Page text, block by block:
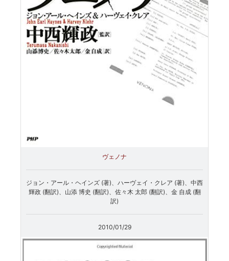
ヴェノナ
ジョン・アール・ヘインズ (著)、ハーヴェイ・クレア (著)、中西
輝政 (翻訳)、山添 博史 (翻訳)、佐々木 太郎 (翻訳)、金 自成 (翻
訳)
2010/01/29